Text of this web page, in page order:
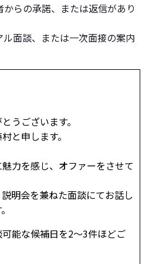
らの承諾、または返信があり
面談、または一次面接の案内
うございます。
と申します。
力を感じ、オファーをさせて
明会を兼ねた面談にてお話し
能な候補日を2～3件ほどご